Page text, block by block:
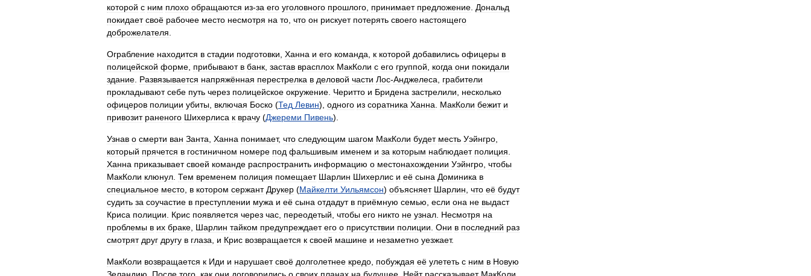
которой с ним плохо обращаются из-за его уголовного прошлого принимает предложение Дональд
покидает своё рабочее место несмотря на то что он рискует потерять своего настоящего
доброжелателя
Ограбление находится в стадии подготовки Ханна и его команда к которой добавились офицеры в
полицейской форме прибывают в банк застав врасплох МакКоли с его группой когда они покидали
здание Развязывается напряжённая перестрелка в деловой части Лос-Анджелеса
грабители
прокладывают себе путь через полицейское окружение Черитто и Бридена застрелили
несколько
офицеров полиции убиты включая Боско (Тед Левин), одного из соратника Ханна МакКоли бежит и
привозит раненого Шихерлиса к врачу (Джереми Пивень).
Узнав о смерти ван Занта Ханна понимает, что следующим шагом МакКоли будет месть Уэйнгро
который прячется в гостиничном номере под фальшивым именем и за которым наблюдает полиция
Ханна приказывает своей команде распространить информацию о местонахождении Уэйнгро чтобы
МакКоли клюнул Тем временем полиция помещает Шарлин Шихерлис и её сына Доминика в
специальное место в котором сержант Друкер (Майкелти Уильямсон) объясняет Шарлин что её будут
судить за соучастие в преступлении мужа и её сына отдадут в приёмную семью если она не выдаст
Криса полиции Крис появляется через час переодетый чтобы его никто не узнал Несмотря на
проблемы в их браке Шарлин тайком предупреждает его о присутствии полиции Они в последний раз
смотрят друг другу в глаза и Крис возвращается к своей машине и незаметно уезжает.
МакКоли возвращается к Иди и нарушает своё долголетнее кредо побуждая её улететь с ним в Новую
Зеландию
После того как они договорились о своих планах на будущее Нейт рассказывает МакКоли